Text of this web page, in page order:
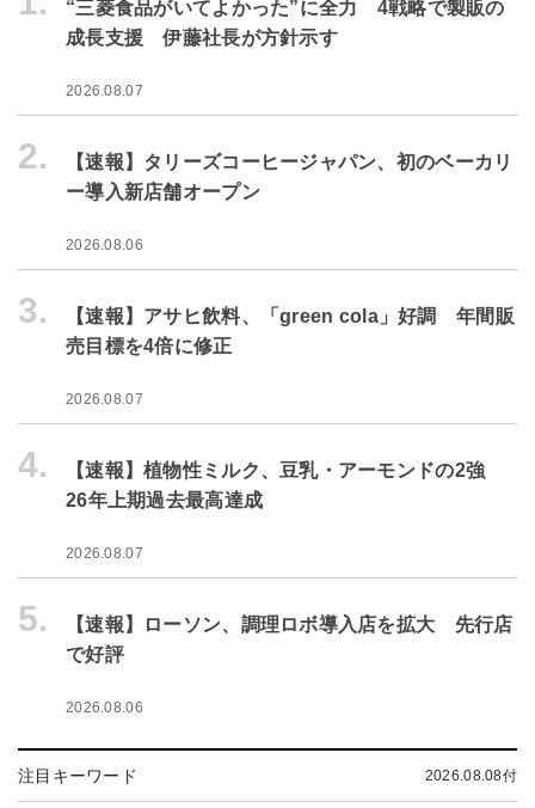
“三菱食品がいてよかった”に全力 4戦略で製販の
成長支援 伊藤社長が方針示す
2026.08.07
2.
【速報】タリーズコーヒージャパン、初のベーカリ
ー導入新店舗オープン
2026.08.06
3.
【速報】アサヒ飲料、「green cola」好調 年間販
売目標を4倍に修正
2026.08.07
4.
【速報】植物性ミルク、豆乳・アーモンドの2強
26年上期過去最高達成
2026.08.07
5.
【速報】ローソン、調理ロボ導入店を拡大 先行店
で好評
2026.08.06
注目キーワード 2026.08.08付